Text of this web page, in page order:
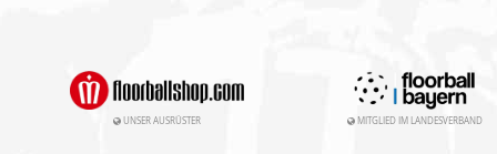
UNSER AUSRÜSTER MITGLIED IM LANDESVERBAND